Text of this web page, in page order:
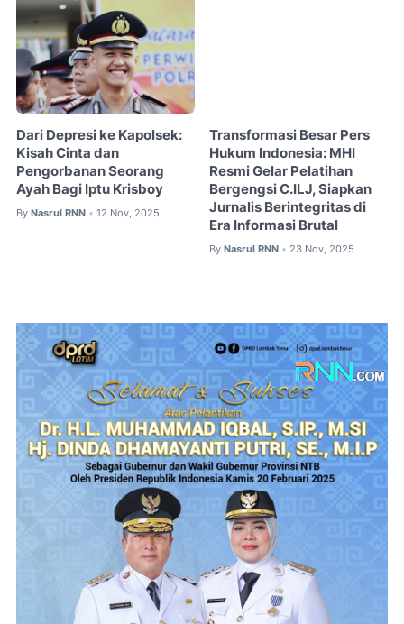
Dari Depresi ke Kapolsek:
Kisah Cinta dan
Pengorbanan Seorang
Ayah Bagi Iptu Krisboy
By Nasrul RNN • 12 Nov, 2025
Transformasi Besar Pers
Hukum Indonesia: MHI
Resmi Gelar Pelatihan
Bergengsi C.ILJ, Siapkan
Jurnalis Berintegritas di
Era Informasi Brutal
By Nasrul RNN • 23 Nov, 2025